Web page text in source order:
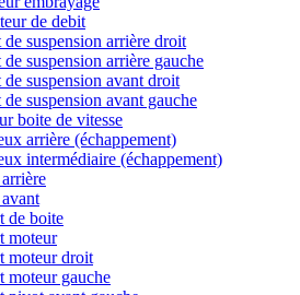
de debit
de suspension arrière droit
de suspension arrière gauche
de suspension avant droit
de suspension avant gauche
boite de vitesse
arrière (échappement)
intermédiaire (échappement)
de boite
moteur
moteur droit
moteur gauche